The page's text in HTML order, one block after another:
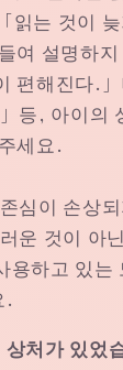
읽는 것이
여 설명하
편해진다.
등, 아이의
세요.
심이 손상
운 것이 아
용하고 있는
.
처가 있었